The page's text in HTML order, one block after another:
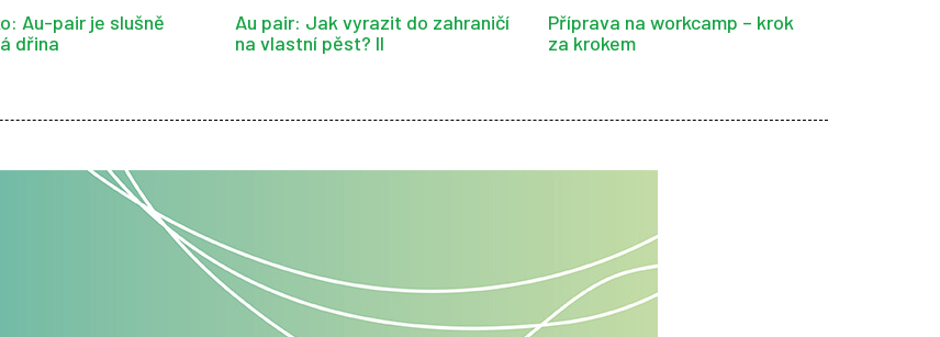
Au-pair je slušně
dřina
Au pair: Jak vyrazit do zahraničí
na vlastní pěst? II
Příprava na workcamp – krok
za krokem